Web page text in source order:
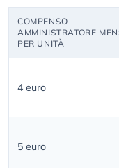
COMPENSO
AMMINISTRATORE
PER UNITÀ
4 euro
5 euro